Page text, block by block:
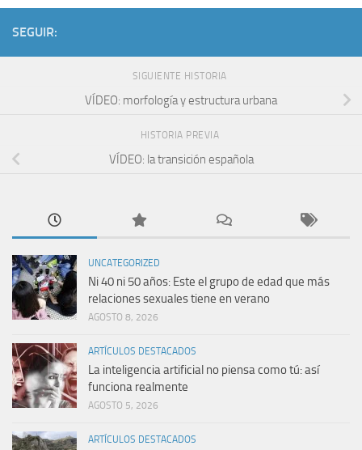
SEGUIR:
SIGUIENTE HISTORIA
VÍDEO: morfología y estructura urbana
HISTORIA PREVIA
VÍDEO: la transición española
UNCATEGORIZED
Ni 40 ni 50 años: Este el grupo de edad que más
relaciones sexuales tiene en verano
AGOSTO 8, 2026
ARTÍCULOS DESTACADOS
La inteligencia artificial no piensa como tú: así
funciona realmente
AGOSTO 5, 2026
ARTÍCULOS DESTACADOS